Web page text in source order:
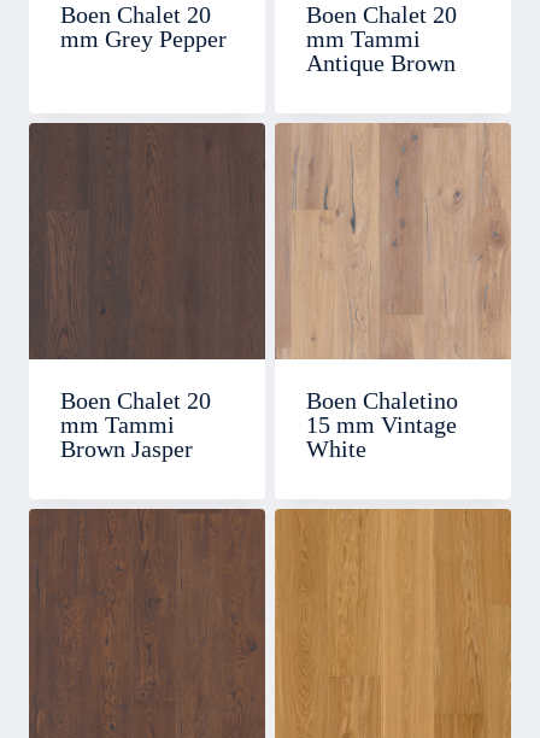
Boen Chalet 20
mm Grey Pepper
Boen Chalet 20
mm Tammi
Antique Brown
Boen Chalet 20
mm Tammi
Brown Jasper
Boen Chaletino
15 mm Vintage
White